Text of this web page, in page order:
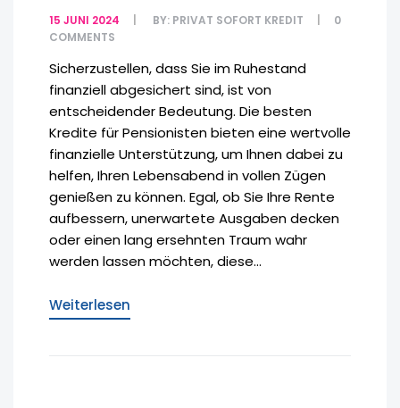
15 JUNI 2024 BY: PRIVAT SOFORT KREDIT
0
COMMENTS
Sicherzustellen, dass Sie im Ruhestand
finanziell abgesichert sind, ist von
entscheidender Bedeutung. Die besten
Kredite für Pensionisten bieten eine wertvolle
finanzielle Unterstützung, um Ihnen dabei zu
helfen, Ihren Lebensabend in vollen Zügen
genießen zu können. Egal, ob Sie Ihre Rente
aufbessern, unerwartete Ausgaben decken
oder einen lang ersehnten Traum wahr
werden lassen möchten, diese...
Weiterlesen